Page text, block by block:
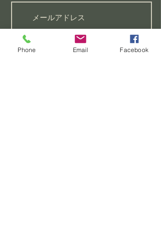
聖書研究
祈りのリクエストがあります
Phone Email Facebook